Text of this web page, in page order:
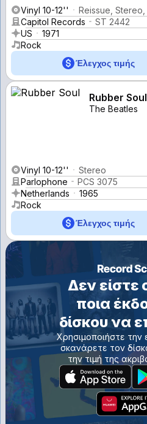
Vinyl 10-12''
Reissue,
Capitol Records
ST 2442
US
1971
Rock
Έλεγχος τιμής
Rubber Soul
The Beatles
Vinyl 10-12''
Stereo
Parlophone
PCS 3075
Netherlands
1965
Rock
Έλεγχος τιμής
Δεν είστε
ποια
δίσκου να
Χρησιμοποιήστε
σκανάρετε τον
την τιμή της